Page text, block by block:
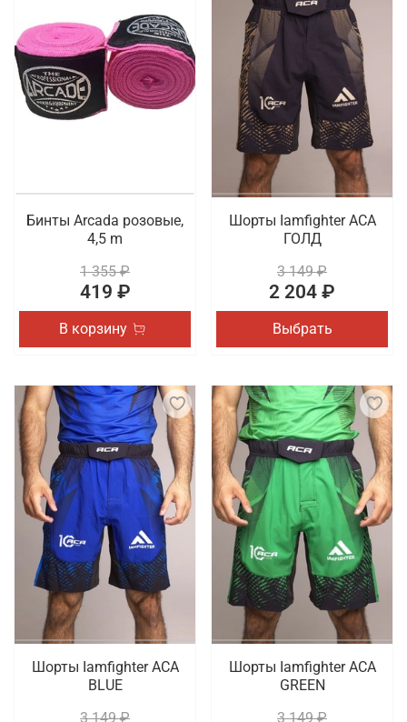
Бинты Arcada розовые,
4,5 m
1 355 ₽
419 ₽
В корзину
Шорты Iamfighter АСА
ГОЛД
3 149 ₽
2 204 ₽
Выбрать
Шорты Iamfighter АСА
BLUE
3 149 ₽
Шорты Iamfighter АСА
GREEN
3 149 ₽